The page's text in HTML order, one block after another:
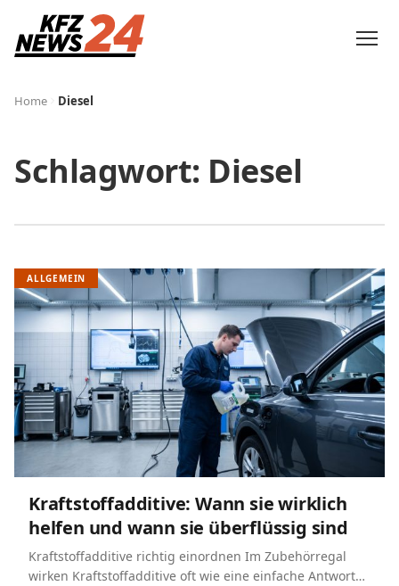
Home Diesel
Schlagwort: Diesel
ALLGEMEIN
Kraftstoffadditive: Wann sie wirklich
helfen und wann sie überflüssig sind
Kraftstoffadditive richtig einordnen Im Zubehörregal
wirken Kraftstoffadditive oft wie eine einfache Antwort